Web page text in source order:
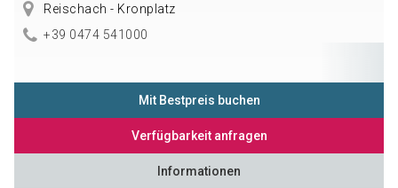
Reischach - Kronplatz
+39 0474 541000
Mit Bestpreis buchen
Verfügbarkeit anfragen
Informationen